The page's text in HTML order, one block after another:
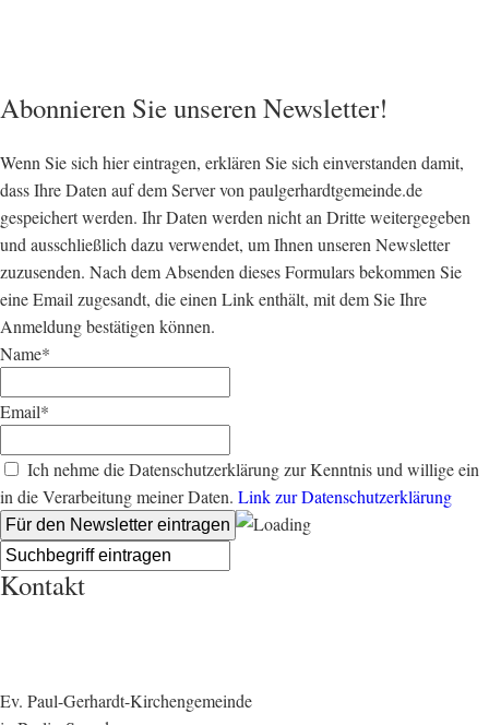
Abonnieren Sie unseren Newsletter!
Wenn Sie sich hier eintragen, erklären Sie sich einverstanden damit,
dass Ihre Daten auf dem Server von paulgerhardtgemeinde.de
gespeichert werden. Ihr Daten werden nicht an Dritte weitergegeben
und ausschließlich dazu verwendet, um Ihnen unseren Newsletter
zuzusenden. Nach dem Absenden dieses Formulars bekommen Sie
eine Email zugesandt, die einen Link enthält, mit dem Sie Ihre
Anmeldung bestätigen können.
Name*
Email*
Ich nehme die Datenschutzerklärung zur Kenntnis und willige ein
in die Verarbeitung meiner Daten. Link zur Datenschutzerklärung
Kontakt
Ev. Paul-Gerhardt-Kirchengemeinde